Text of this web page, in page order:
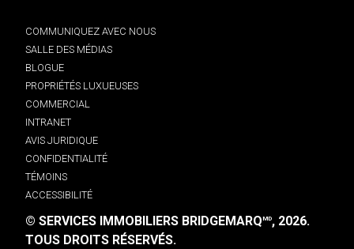
COMMUNIQUEZ AVEC NOUS
SALLE DES MÉDIAS
BLOGUE
PROPRIÉTÉS LUXUEUSES
COMMERCIAL
INTRANET
AVIS JURIDIQUE
CONFIDENTIALITÉ
TÉMOINS
ACCESSIBILITÉ
© SERVICES IMMOBILIERS BRIDGEMARQMD, 2026.
TOUS DROITS RÉSERVÉS.